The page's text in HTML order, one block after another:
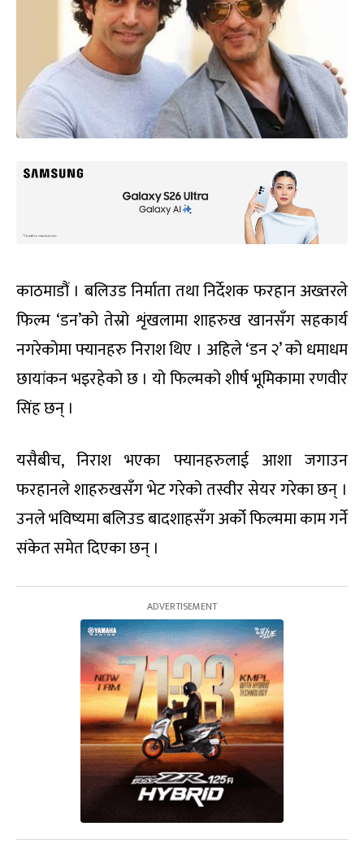
काठमाडौं । बलिउड निर्माता तथा निर्देशक फरहान अख्तरले
फिल्म ‘डन’को तेस्रो शृंखलामा शाहरुख खानसँग सहकार्य
नगरेकोमा फ्यानहरु निराश थिए । अहिले ‘डन २’ को धमाधम
छायांकन भइरहेको छ । यो फिल्मको शीर्ष भूमिकामा रणवीर
सिंह छन् ।
यसैबीच, निराश भएका फ्यानहरुलाई आशा जगाउन
फरहानले शाहरुखसँग भेट गरेको तस्वीर सेयर गरेका छन् ।
उनले भविष्यमा बलिउड बादशाहसँग अर्को फिल्ममा काम गर्ने
संकेत समेत दिएका छन् ।